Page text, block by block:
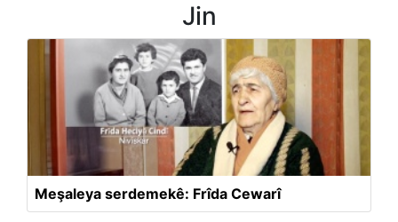
Jin
Meşaleya serdemekê: Frîda Cewarî